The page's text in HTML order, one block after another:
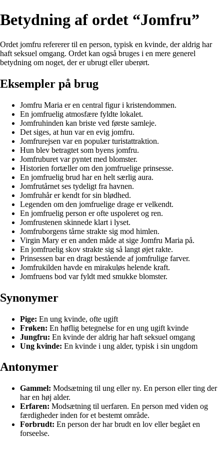
Betydning af ordet “Jomfru”
Ordet jomfru refererer til en person, typisk en kvinde, der aldrig har
haft seksuel omgang. Ordet kan også bruges i en mere generel
betydning om noget, der er ubrugt eller uberørt.
Eksempler på brug
Jomfru Maria er en central figur i kristendommen.
En jomfruelig atmosfære fyldte lokalet.
Jomfruhinden kan briste ved første samleje.
Det siges, at hun var en evig jomfru.
Jomfrurejsen var en populær turistattraktion.
Hun blev betragtet som byens jomfru.
Jomfruburet var pyntet med blomster.
Historien fortæller om den jomfruelige prinsesse.
En jomfruelig brud har en helt særlig aura.
Jomfrutårnet ses tydeligt fra havnen.
Jomfruhår er kendt for sin blødhed.
Legenden om den jomfruelige drage er velkendt.
En jomfruelig person er ofte uspoleret og ren.
Jomfrustenen skinnede klart i lyset.
Jomfruborgens tårne strakte sig mod himlen.
Virgin Mary er en anden måde at sige Jomfru Maria på.
En jomfruelig skov strakte sig så langt øjet rakte.
Prinsessen bar en dragt bestående af jomfrulige farver.
Jomfrukilden havde en mirakuløs helende kraft.
Jomfruens bod var fyldt med smukke blomster.
Synonymer
Pige: En ung kvinde, ofte ugift
Frøken: En høflig betegnelse for en ung ugift kvinde
Jungfru: En kvinde der aldrig har haft seksuel omgang
Ung kvinde: En kvinde i ung alder, typisk i sin ungdom
Antonymer
Gammel: Modsætning til ung eller ny. En person eller ting der
har en høj alder.
Erfaren: Modsætning til uerfaren. En person med viden og
færdigheder inden for et bestemt område.
Forbrudt: En person der har brudt en lov eller begået en
forseelse.